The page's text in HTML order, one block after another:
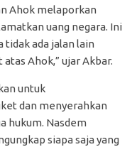
Ahok melaporkan
uang negara. Ini
tidak ada jalan lain
Ahok,” ujar Akbar.
untuk
dan menyerahkan
hukum. Nasdem
siapa saja yang